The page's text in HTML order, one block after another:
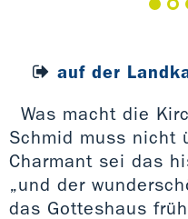
auf der
Was macht die
Schmid muss nicht
Charmant sei das
„und der
das Gotteshaus